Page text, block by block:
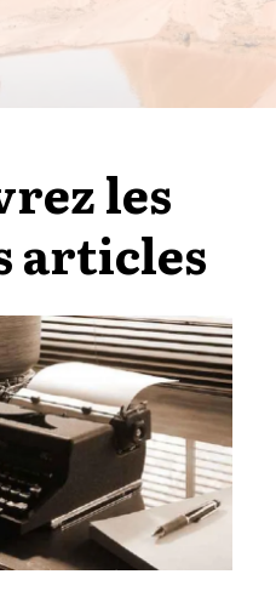
les
articles